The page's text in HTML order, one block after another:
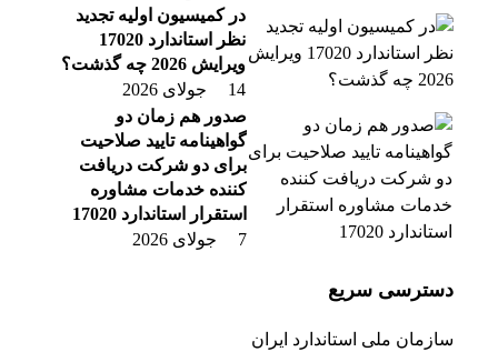
در کمیسیون اولیه تجدید
نظر استاندارد 17020
ویرایش 2026 چه گذشت؟
14 جولای 2026
صدور هم زمان دو
گواهینامه تایید صلاحیت
برای دو شرکت دریافت
کننده خدمات مشاوره
استقرار استاندارد 17020
7 جولای 2026
دسترسی سریع
سازمان ملی استاندارد ایران